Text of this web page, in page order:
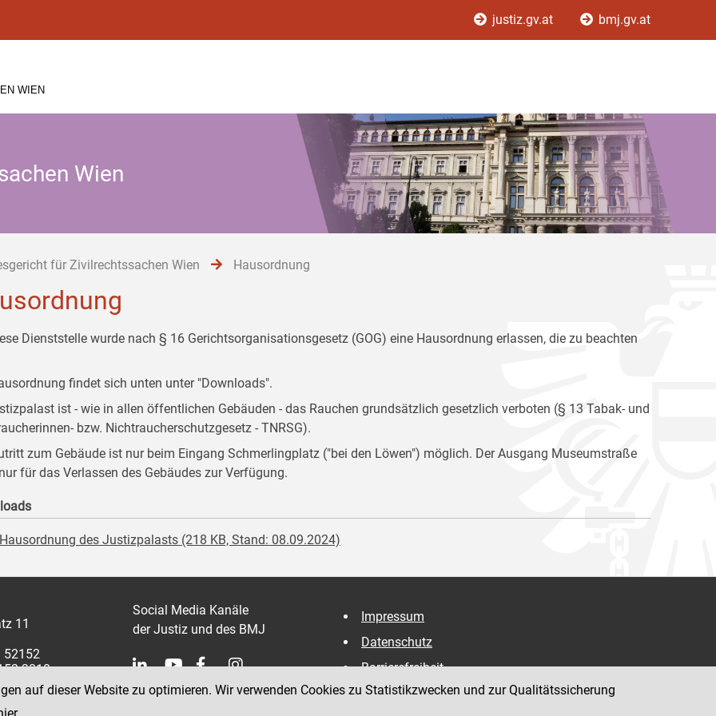
justiz.gv.at bmj.gv.at
WIEN
Wien
für Zivilrechtssachen Wien Hausordnung
Dienststelle wurde nach § 16 Gerichtsorganisationsgesetz (GOG) eine Hausordnung erlassen, die zu beachten
findet sich unten unter "Downloads".
ist - wie in allen öffentlichen Gebäuden - das Rauchen grundsätzlich gesetzlich verboten (§ 13 Tabak- und
bzw. Nichtraucherschutzgesetz - TNRSG).
zum Gebäude ist nur beim Eingang Schmerlingplatz ("bei den Löwen") möglich. Der Ausgang Museumstraße
für das Verlassen des Gebäudes zur Verfügung.
Hausordnung des Justizpalasts (218 KB, Stand: 08.09.2024)
11
52152
3810
Social Media Kanäle
der Justiz und des BMJ
Impressum
Datenschutz
Barrierefreiheit
Hinweisgeber:innenplattform (für Mitarbeiter:innen)
auf dieser Website zu optimieren. Wir verwenden Cookies zu Statistikzwecken und zur Qualitätssicherung